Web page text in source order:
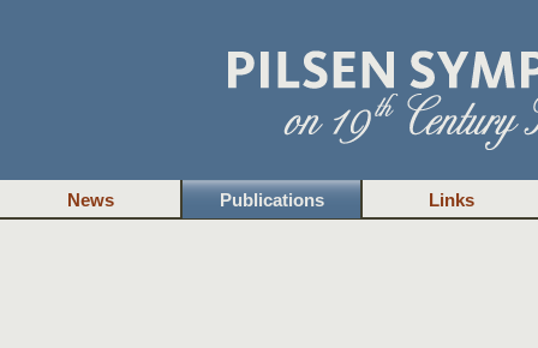
News Publications Links